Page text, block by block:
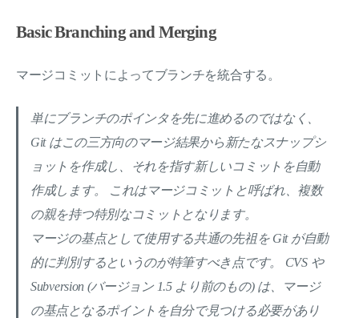
Basic Branching and Merging
マージコミットによってブランチを統合する。
単にブランチのポインタを先に進めるのではなく、
Git はこの三方向のマージ結果から新たなスナップシ
ョットを作成し、それを指す新しいコミットを自動
作成します。 これはマージコミットと呼ばれ、複数
の親を持つ特別なコミットとなります。
マージの基点として使用する共通の先祖を Git が自動
的に判別するというのが特筆すべき点です。 CVS や
Subversion (バージョン 1.5 より前のもの) は、マージ
の基点となるポイントを自分で見つける必要があり